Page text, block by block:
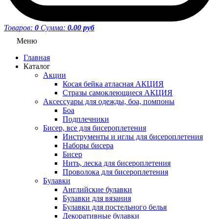
Товаров: 0 Сумма: 0.00 руб
Меню
Главная
Каталог
Акции
Косая бейка атласная АКЦИЯ
Стразы самоклеющиеся АКЦИЯ
Аксессуары для одежды, боа, помпоны
Боа
Подплечники
Бисер, все для бисероплетения
Инструменты и иглы для бисероплетения
Наборы бисера
Бисер
Нить, леска для бисероплетения
Проволока для бисероплетения
Булавки
Английские булавки
Булавки для вязания
Булавки для постельного белья
Декоративные булавки